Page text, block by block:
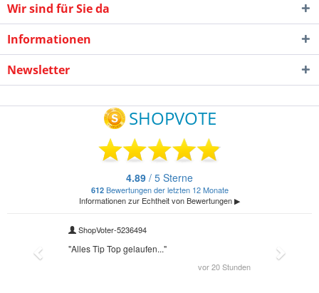
Wir sind für Sie da
Informationen
Newsletter